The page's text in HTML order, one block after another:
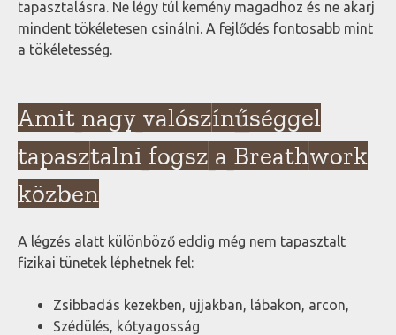
tapasztalásra. Ne légy túl kemény magadhoz és ne akarj
mindent tökéletesen csinálni. A fejlődés fontosabb mint
a tökéletesség.
Amit nagy valószínűséggel
tapasztalni fogsz a Breathwork
közben
A légzés alatt különböző eddig még nem tapasztalt
fizikai tünetek léphetnek fel:
Zsibbadás kezekben, ujjakban, lábakon, arcon,
Szédülés, kótyagosság